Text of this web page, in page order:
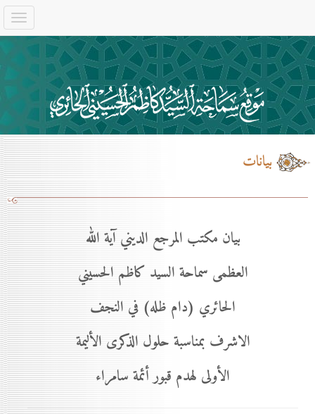
بيانات
بيان مكتب المرجع الديني آية الله
العظمى سماحة السيد كاظم الحسيني
الحائري (دام ظله) في النجف
الاشرف بمناسبة حلول الذكرى الأليمة
الأولى لهدم قبور أئمة سامراء